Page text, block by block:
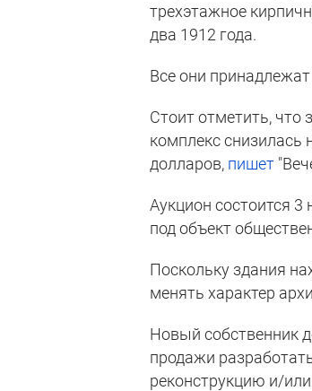
трехэтажное
два 1912 года.
Все они
Стоит отметить, что
комплекс снизилась
долларов, пишет
Аукцион состоится
под объект
Поскольку здания
менять характер
Новый собственник
продажи
реконструкцию и/